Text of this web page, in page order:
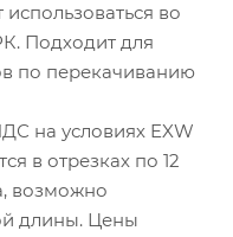
во
Подходит для
по перекачиванию
на условиях EXW
в отрезках по 12
возможно
длины. Цены